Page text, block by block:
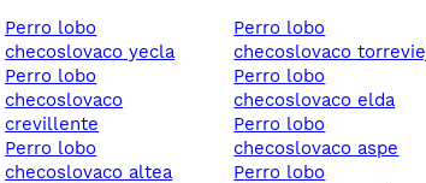
perro lobo
checoslovaco yecla
perro lobo
checoslovaco
crevillente
perro lobo
checoslovaco altea
perro lobo
checoslovaco
perro lobo
checoslovaco elda
perro lobo
checoslovaco aspe
perro lobo